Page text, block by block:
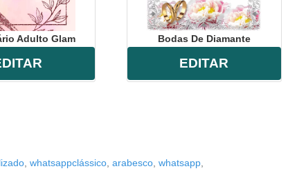
Adulto Glam Bodas De Diamante
EDITAR
, whatsappclássico, arabesco, whatsapp,